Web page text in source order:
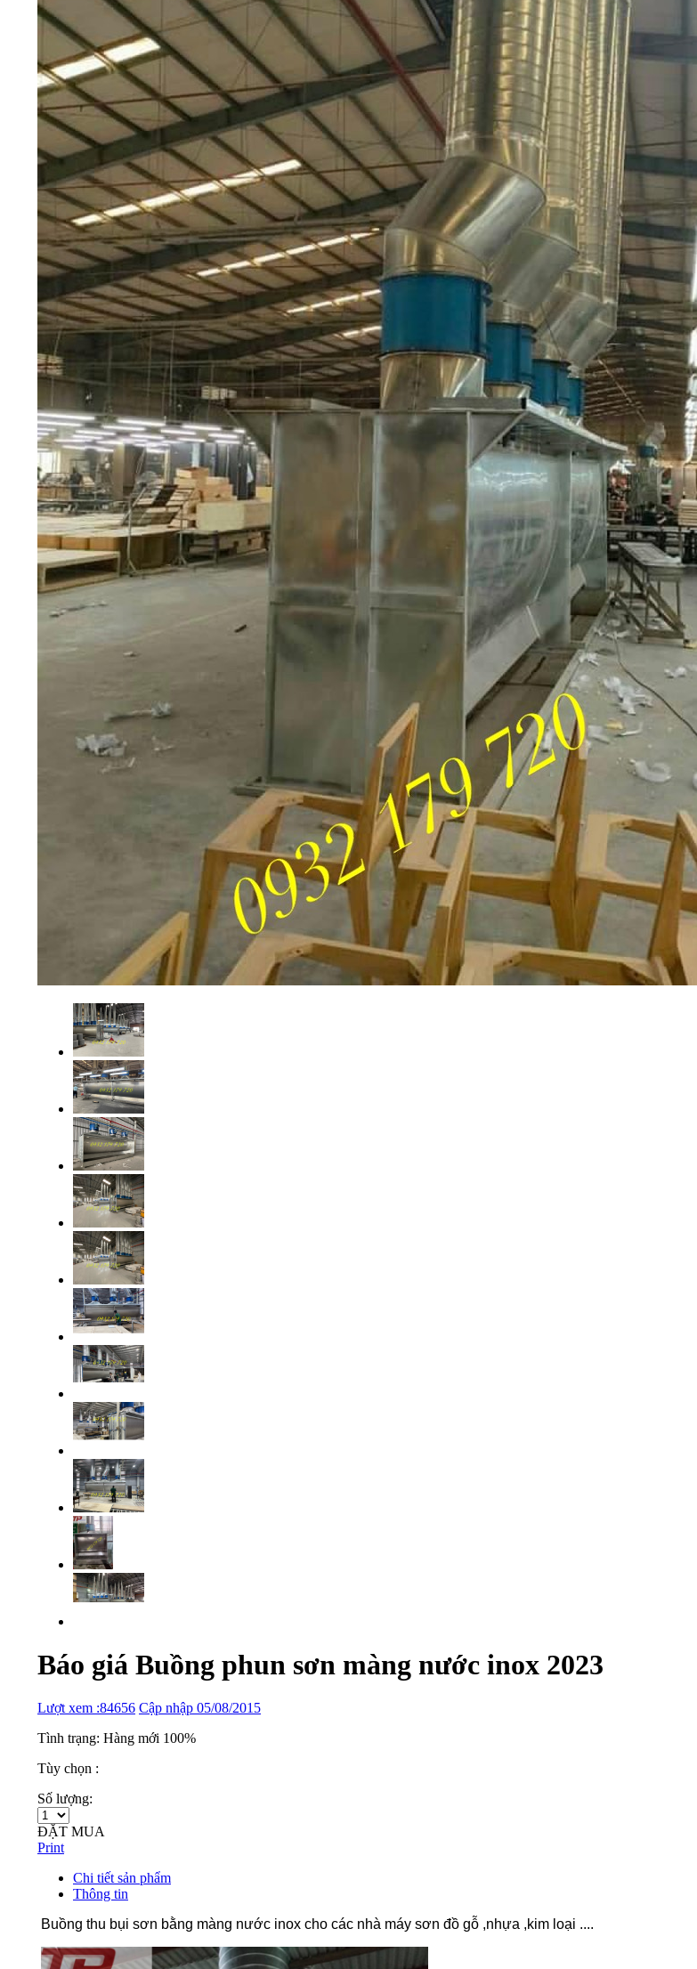
Báo giá Buồng phun sơn màng nước inox 2023
Lượt xem :84656 Cập nhập 05/08/2015
Tình trạng: Hàng mới 100%
Tùy chọn :
Số lượng:
ĐẶT MUA
Print
Chi tiết sản phẩm
Thông tin
Buồng thu bụi sơn bằng màng nước inox cho các nhà máy sơn đồ gỗ ,nhựa ,kim loại ....